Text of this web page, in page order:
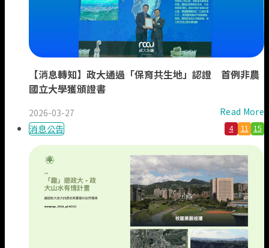
【消息轉知】政大通過「保育共生地」認證 首例非農
國立大學獲頒證書
2026-03-27
Read More
消息公告
4 11 15